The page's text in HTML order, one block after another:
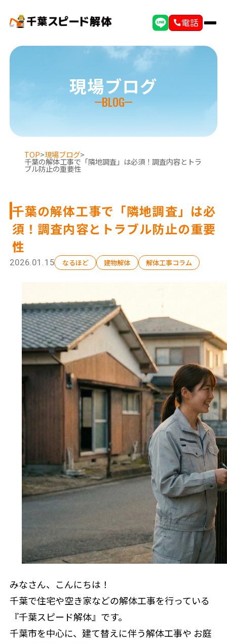
電話
解体工事の流れ
会社概要
施工事例
現場ブログ
補助金情報
来店
現場ブログ
BLOG
TOP>現場ブログ>
千葉の解体工事で「隣地調査」は必須！調査内容とトラ
ブル防止の重要性
千葉の解体工事で「隣地調査」は必
須！調査内容とトラブル防止の重要
性
2026.01.15 なるほど 建物解体 解体工事コラム
みなさん、こんにちは！
千葉で住宅や空き家などの解体工事を行っている
『千葉スピード解体』です。
千葉市を中心に、建て替えに伴う解体工事や お庭